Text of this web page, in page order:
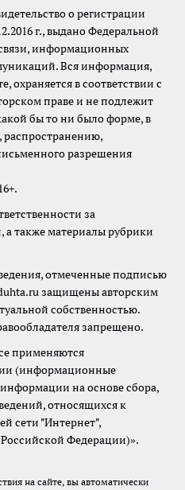
о регистрации
г., выдано Федеральной
информационных
Вся информация,
охраняется в соответствии с
праве и не подлежит
бы то ни было форме, в
распространению,
разрешения
за
а также материалы рубрики
отмеченные подписью
защищены авторским
собственностью.
запрещено.
применяются
(информационные
на основе сбора,
относящихся к
сети "Интернет",
Федерации)».
на сайте, вы автоматически